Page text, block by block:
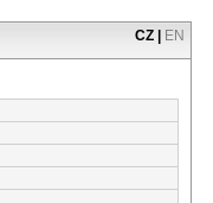
CZ EN